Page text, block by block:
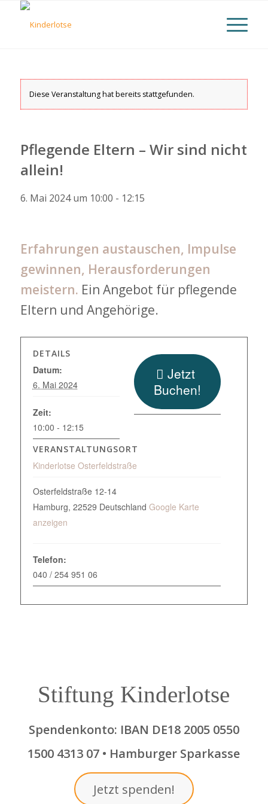
Diese Veranstaltung hat bereits stattgefunden.
Pflegende Eltern – Wir sind nicht
allein!
6. Mai 2024 um 10:00 - 12:15
Erfahrungen austauschen, Impulse
gewinnen, Herausforderungen
meistern. Ein Angebot für pflegende
Eltern und Angehörige.
DETAILS
Datum:
6. Mai 2024
Zeit:
10:00 - 12:15
VERANSTALTUNGSORT
Kinderlotse Osterfeldstraße
Osterfeldstraße 12-14
Hamburg, 22529 Deutschland Google Karte
anzeigen
Telefon:
040 / 254 951 06
Jetzt
Buchen!
Stiftung Kinderlotse
Spendenkonto: IBAN DE18 2005 0550
1500 4313 07 • Hamburger Sparkasse
Jetzt spenden!